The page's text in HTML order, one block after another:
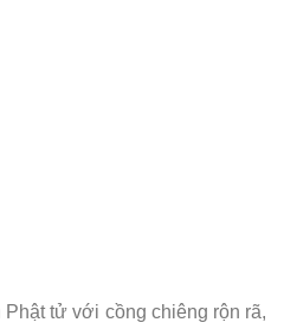
tử với cồng chiêng rộn rã,